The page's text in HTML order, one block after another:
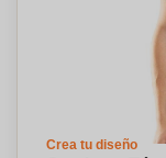
Crea tu diseño